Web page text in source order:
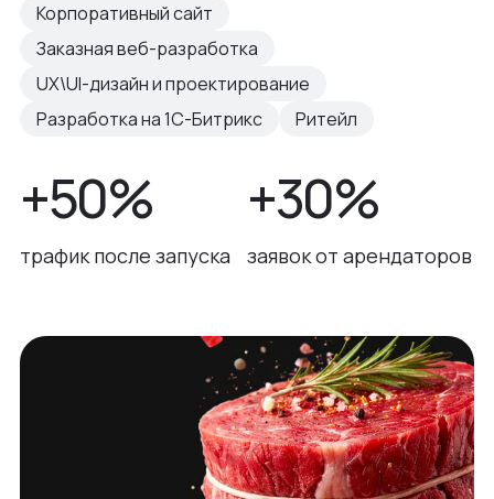
Корпоративный сайт
Заказная веб-разработка
UX\UI-дизайн и проектирование
Разработка на 1С-Битрикс
Ритейл
+50%
трафик после запуска
+30%
заявок от арендаторов